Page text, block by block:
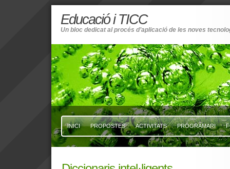
Educació i TICC
Un bloc dedicat al procés d’aplicació de les noves
INICI PROPOSTES ACTIVITATS PROGRAMARI